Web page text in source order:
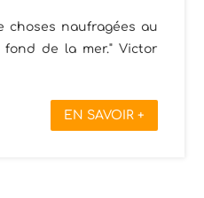
choses naufragées au
de la mer." Victor
EN SAVOIR +